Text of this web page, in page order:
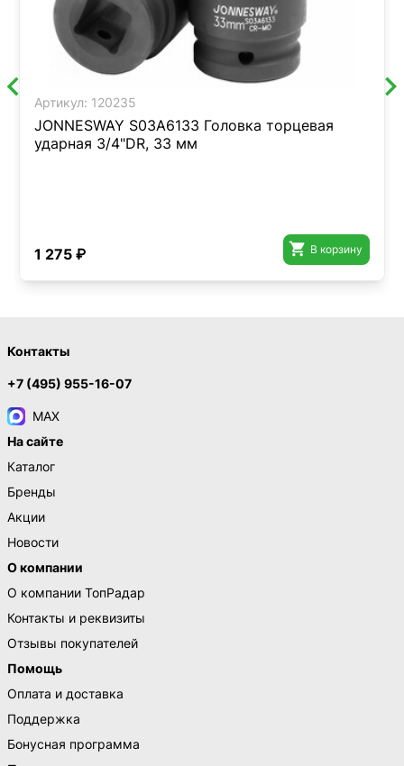
Артикул: 120235
JONNESWAY S03A6133 Головка торцевая
ударная 3/4"DR, 33 мм
1 275 ₽  В корзину
Контакты
+7 (495) 955-16-07
MAX
На сайте
Каталог
Бренды
Акции
Новости
О компании
О компании ТопРадар
Контакты и реквизиты
Отзывы покупателей
Помощь
Оплата и доставка
Поддержка
Бонусная программа